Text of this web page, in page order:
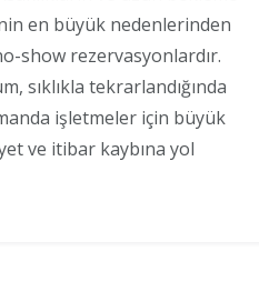
en büyük nedenlerinden
show rezervasyonlardır.
sıklıkla tekrarlandığında
işletmeler için büyük
ve itibar kaybına yol